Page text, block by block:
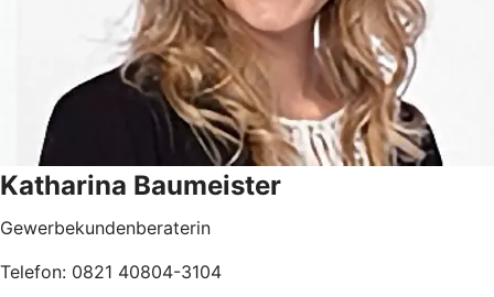
Katharina Baumeister
Gewerbekundenberaterin
Telefon: 0821 40804-3104